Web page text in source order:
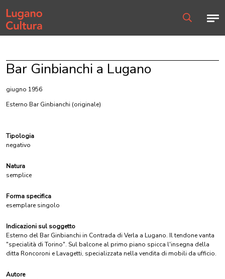
Home page
Bar Ginbianchi a Lugano
giugno 1956
Esterno Bar Ginbianchi (originale)
Tipologia
negativo
Natura
semplice
Forma specifica
esemplare singolo
Indicazioni sul soggetto
Esterno del Bar Ginbianchi in Contrada di Verla a Lugano. Il tendone vanta
"specialità di Torino". Sul balcone al primo piano spicca l'insegna della
ditta Roncoroni e Lavagetti, specializzata nella vendita di mobili da ufficio.
Autore